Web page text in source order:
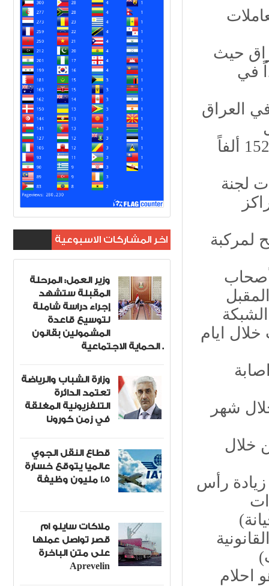
حيث
في
العراق
١٣.ارتفاع البلاغات عن المحتوى المسيء إلى 152 ألفاً
لجنة
لمركبة
أصحاب
ايام
460 مخالفة خلال شهر
خلال
رأس
احلام
اخر المشاركات الاسبوعية
وزير العمل: المرحلة
المقبلة ستشهد
إجراء دراسة شاملة
لتوسيع قاعدة
المشمولين بقانون
الحماية الاجتماعية .
وزارة الشباب والرياضة
تعتمد الدائرة
التلفزيونية المغلقة
في زمن كورونا
قطاع النقل الجوي
عالميا يتوقع خسارة
1.5 مليون وظيفة
ملاكات سايلو ام
قصر تواصل عملها
على متن الباخرة
Aprevelin